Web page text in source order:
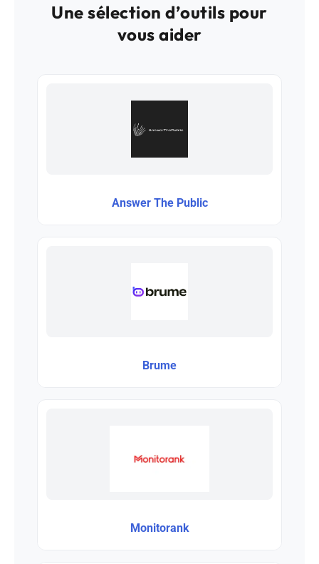
Une sélection d’outils pour
vous aider
Answer The Public
Brume
Monitorank